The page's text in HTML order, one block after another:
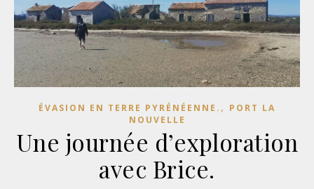
ÉVASION EN TERRE PYRÉNÉENNE. , PORT LA
NOUVELLE
Une journée d’exploration
avec Brice.